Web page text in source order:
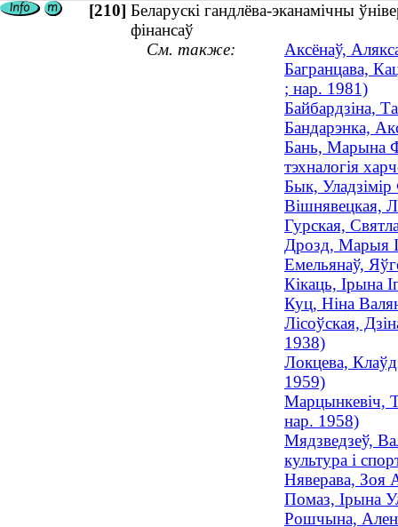
[210] Беларускі гандлёва-эканамічны
фінансаў
См. также:
Аксёнаў,
Багранцава,
; нар. 1981)
Байбардзіна,
Бандарэнка,
Бань, Марына
тэхналогія
Бык,
Вішнявецкая,
Гурская,
Дрозд, Марыя
Емельянаў,
Кікаць, Ірына
Куц, Ніна
Лісоўская,
1938)
Локцева,
1959)
Марцынкевіч,
нар. 1958)
Мядзведзеў,
культура і
Няверава, Зоя
Помаз, Ірына
Рошчына, Алена